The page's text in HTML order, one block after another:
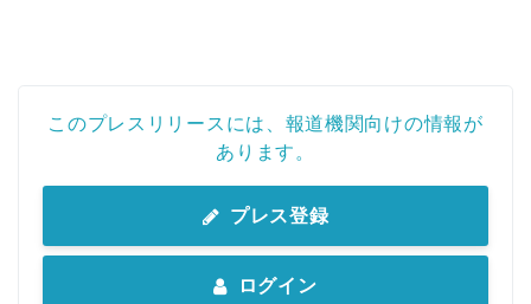
このプレスリリースには、報道機関向けの情報が
あります。
プレス登録
ログイン